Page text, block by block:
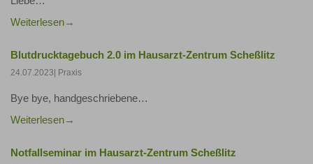
Weiterlesen
Blutdrucktagebuch 2.0 im Hausarzt-Zentrum Scheßlitz
24.07.2023| Praxis
Bye bye, handgeschriebene…
Weiterlesen
Notfallseminar im Hausarzt-Zentrum Scheßlitz